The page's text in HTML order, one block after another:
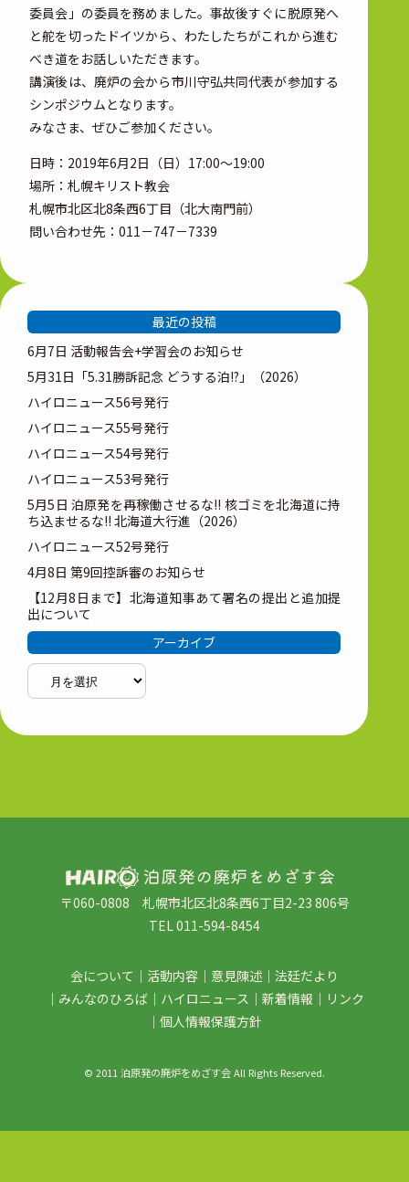
委員会」の委員を務めました。事故後すぐに脱原発へ
と舵を切ったドイツから、わたしたちがこれから進む
べき道をお話しいただきます。
講演後は、廃炉の会から市川守弘共同代表が参加する
シンポジウムとなります。
みなさま、ぜひご参加ください。
日時：2019年6月2日（日）17:00～19:00
場所：札幌キリスト教会
札幌市北区北8条西6丁目（北大南門前）
問い合わせ先：011－747－7339
最近の投稿
6月7日 活動報告会+学習会のお知らせ
5月31日「5.31勝訴記念 どうする泊!?」（2026）
ハイロニュース56号発行
ハイロニュース55号発行
ハイロニュース54号発行
ハイロニュース53号発行
5月5日 泊原発を再稼働させるな!! 核ゴミを北海道に持
ち込ませるな!! 北海道大行進（2026）
ハイロニュース52号発行
4月8日 第9回控訴審のお知らせ
【12月8日まで】北海道知事あて署名の提出と追加提
出について
アーカイブ
ア
ー
〒060-0808 札幌市北区北8条西6丁目2-23 806号
TEL 011-594-8454
会について 活動内容 意見陳述
法廷だより
みんなのひろば
ハイロニュース 新着情報
リンク
個人情報保護方針
© 2011 泊原発の廃炉をめざす会 All Rights Reserved.